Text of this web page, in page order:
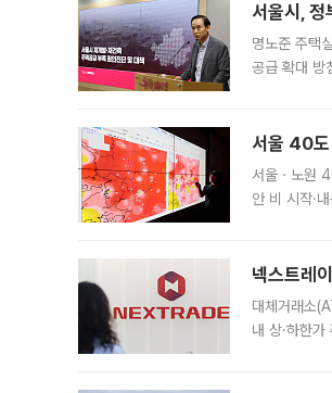
서울시,
명노준 주택
공급 확대 방
서울 40
서울ㆍ노원
안 비 시작·
넥스트레
대체거래소
내 상·하한